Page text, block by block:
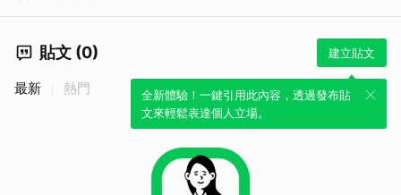
貼文 (0) 建立貼文
全新體驗！一鍵引用此內容，透過發布貼
文來輕鬆表達個人立場。
最新 熱門